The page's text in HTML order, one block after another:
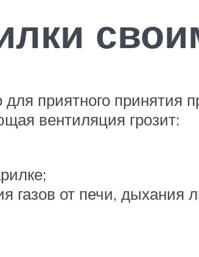
приятного принятия
вентиляция грозит:
газов от печи,